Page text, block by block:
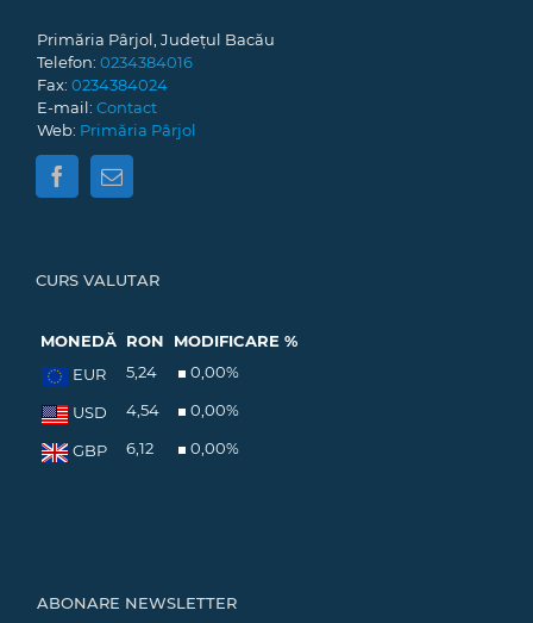
Primăria Pârjol, Județul Bacău
Telefon: 0234384016
Fax: 0234384024
E-mail: Contact
Web: Primăria Pârjol
CURS VALUTAR
MONEDĂ RON
MODIFICARE %
EUR
5,24 0,00%
USD 4,54 0,00%
GBP 6,12 0,00%
ABONARE NEWSLETTER